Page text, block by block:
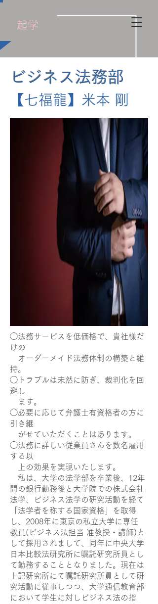
​起学
ビジネス法務部
【七福龍】米本 剛
◯法務サービスを低価格で、貴社様だ
けの
オーダーメイド法務体制の構築と維
持。
◯トラブルは未然に防ぎ、裁判化を回
避し
ます。
◯必要に応じて弁護士有資格者の方に
引き継
がせていただくことはあります。
◯法務に詳しい従業員さんを数名雇用
する以
上の効果を実現いたします。
私は、大学の法学部を卒業後、12年
間の銀行勤務後と大学院での株式会社
法学、ビジネス法学の研究活動を経て
「法学者を称する国家資格」を取得
し、2008年に東京の私立大学に専任
教員(ビジネス法担当 准教授・講師)と
して採用されまして、同年に中央大学
日本比較法研究所に嘱託研究所員とし
て勤務することとなりました。現在は
上記研究所にて嘱託研究所員として研
究活動に従事しつつ、大学通信教育部
において学生に対しビジネス法の指